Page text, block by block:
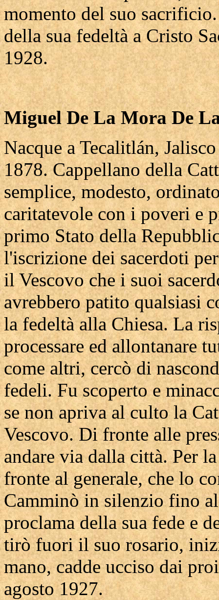
momento del suo
della sua fedeltà a Cristo
1928.
Miguel De La Mora De
Nacque a Tecalitlán,
1878. Cappellano della
semplice, modesto,
caritatevole con i poveri e
primo Stato della
l'iscrizione dei sacerdoti
il Vescovo che i suoi
avrebbero patito qualsiasi
la fedeltà alla Chiesa. La
processare ed allontanare
come altri, cercò di
fedeli. Fu scoperto e
se non apriva al culto la
Vescovo. Di fronte alle
andare via dalla città. Per
fronte al generale, che lo
Camminò in silenzio fino
proclama della sua fede e
tirò fuori il suo rosario,
mano, cadde ucciso dai
agosto 1927.